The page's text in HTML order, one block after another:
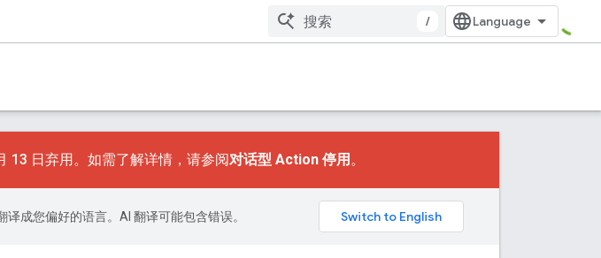
/
13 日弃用。如需了解详情，请参阅对话型 Action 停用 。
译成您偏好的语言。AI 翻译可能包含错误。